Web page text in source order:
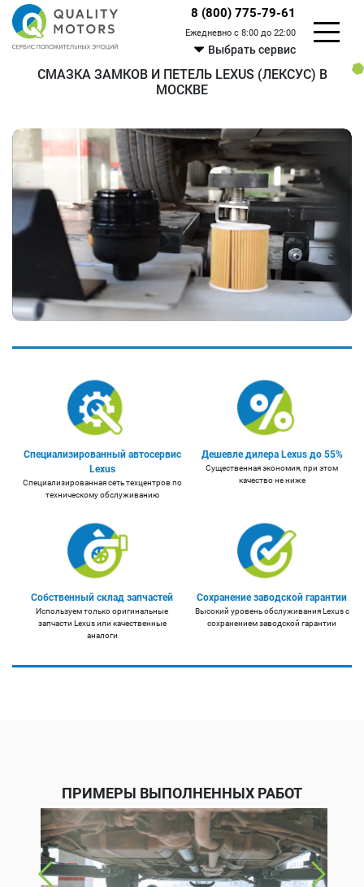
8 (800) 775-79-61
Ежедневно с 8:00 до 22:00
Выбрать сервис
СМАЗКА ЗАМКОВ И ПЕТЕЛЬ LEXUS (ЛЕКСУС) В
МОСКВЕ
Специализированный автосервис
Lexus
Специализированная сеть техцентров по
техническому обслуживанию
Дешевле дилера Lexus до 55%
Существенная экономия, при этом
качество не ниже
Собственный склад запчастей
Используем только оригинальные
запчасти Lexus или качественные
аналоги
Сохранение заводской гарантии
Высокий уровень обслуживания Lexus с
сохранением заводской гарантии
ПРИМЕРЫ ВЫПОЛНЕННЫХ РАБОТ